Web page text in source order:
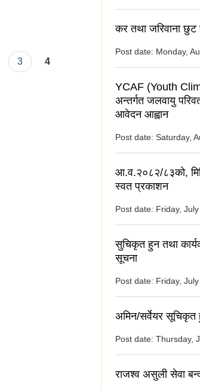
3 4
कर तथा जरिवाना छुट
Post date: Monday,
YCAF (Youth
अन्तर्गत जलवायु
आवेदन आह्वान
Post date: Saturday,
आ.व.२०८२/८३को,
स्वत प्रकाशन
Post date: Friday,
सुचिकृत हुन तथा
सूचना
Post date: Friday,
अमिन/सर्वेयर
Post date: Thursday,
राजश्व असुली सेवा